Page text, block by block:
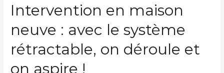
Intervention en maison
neuve : avec le système
rétractable, on déroule et
on aspire !